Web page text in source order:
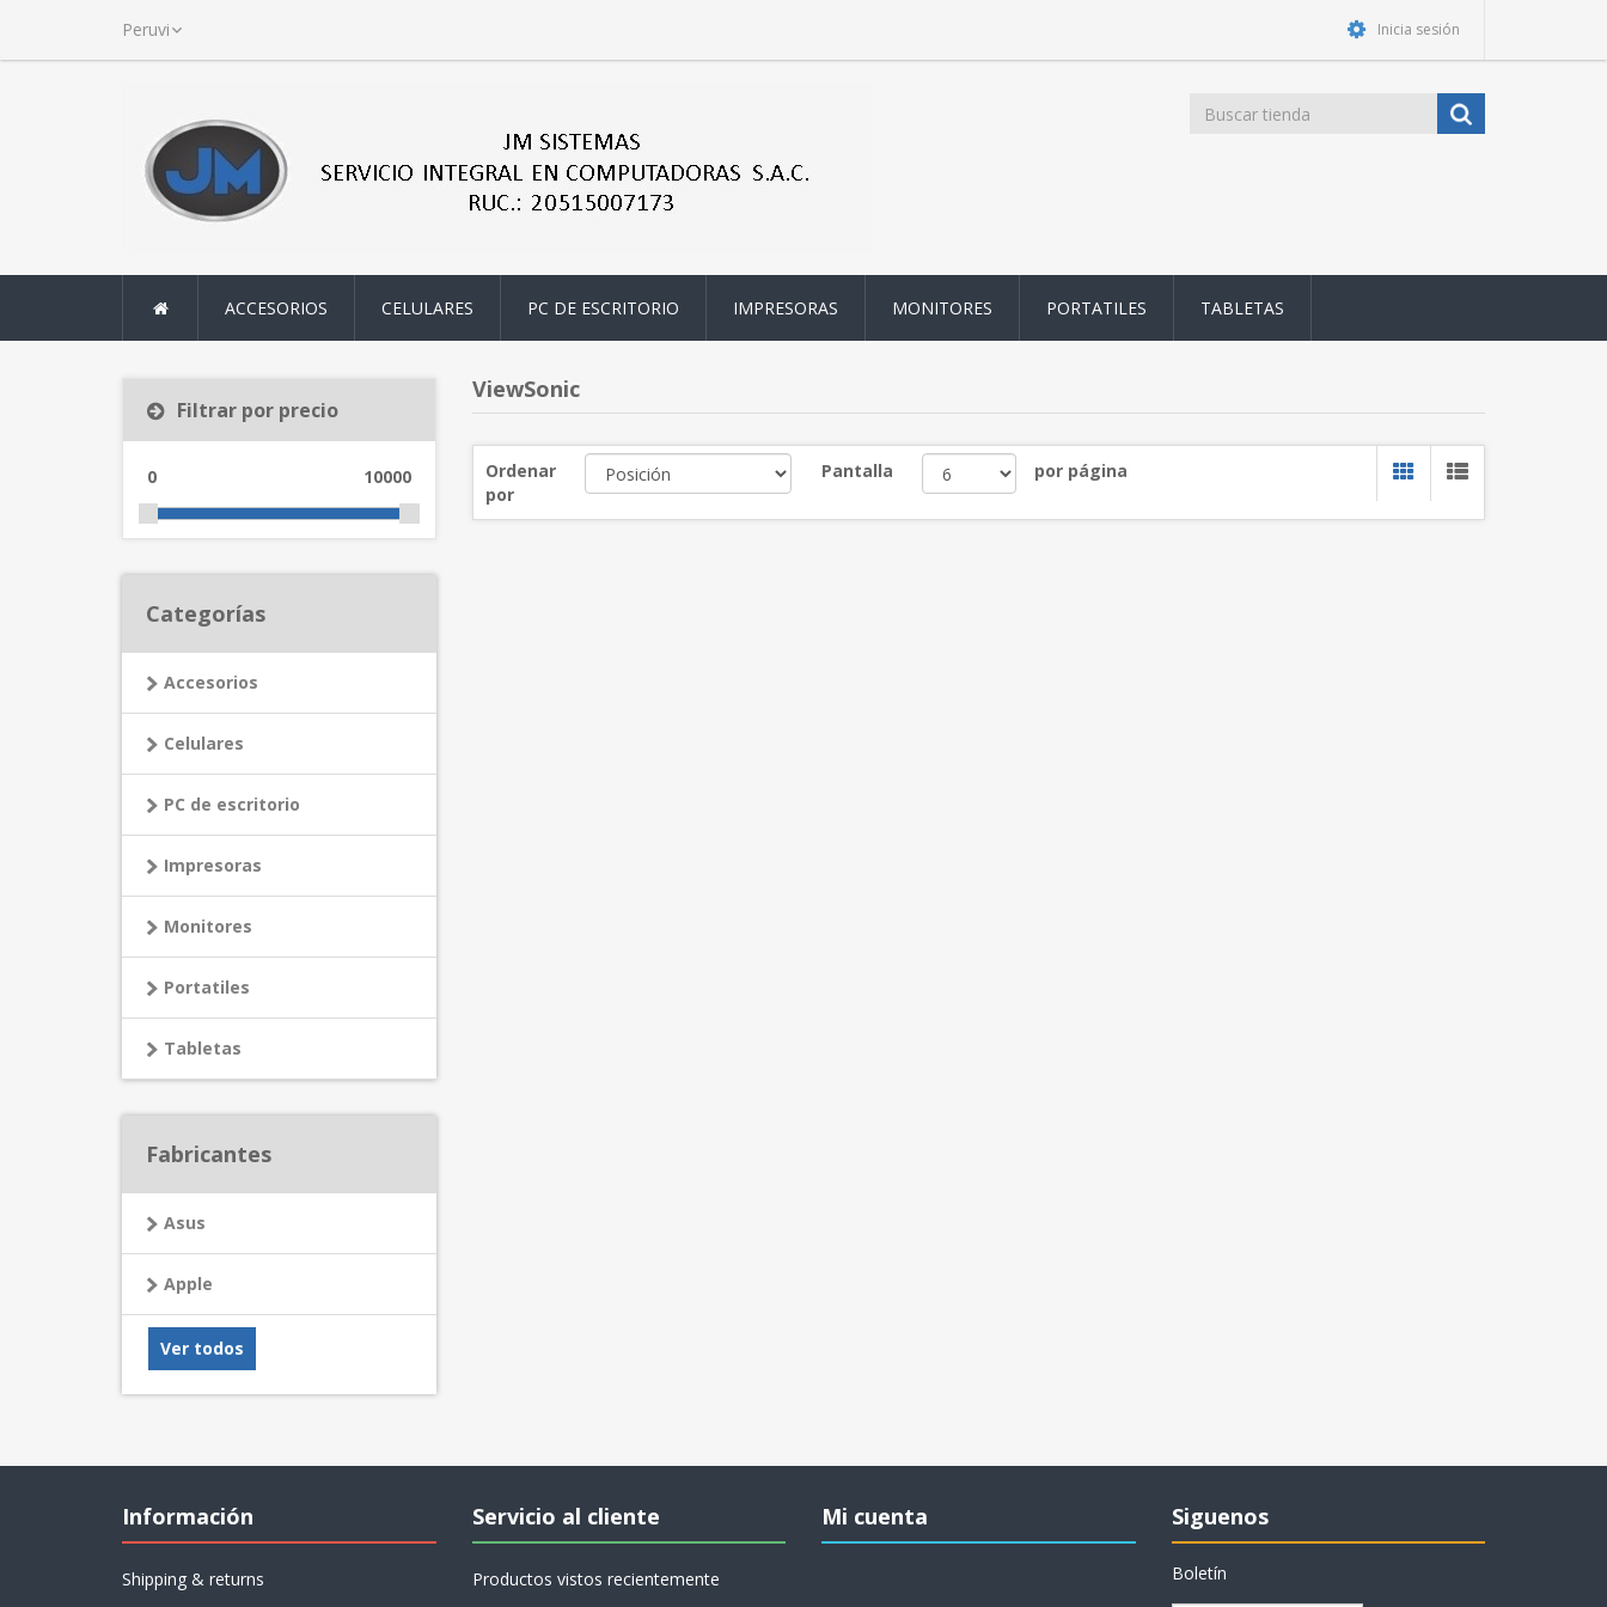
Inicia sesión
ACCESORIOS CELULARES PC DE ESCRITORIO IMPRESORAS MONITORES PORTATILES TABLETAS
ViewSonic
Ordenar
por
Pantalla por página
Filtrar por precio
0 10000
Categorías
Accesorios
Celulares
PC de escritorio
Impresoras
Monitores
Portatiles
Tabletas
Fabricantes
Asus
Apple
Ver todos
Información
Shipping & returns
Servicio al cliente
Productos vistos recientemente
Mi cuenta Siguenos
Boletín